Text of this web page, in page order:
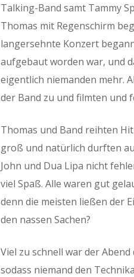
Talking-Band samt Tammy
Thomas mit Regenschirm
langersehnte Konzert
aufgebaut worden war, und
eigentlich niemanden mehr.
der Band zu und filmten und
Thomas und Band reihten
groß und natürlich durften
John und Dua Lipa nicht
viel Spaß. Alle waren gut
denn die meisten ließen der
den nassen Sachen?
Viel zu schnell war der
sodass niemand den